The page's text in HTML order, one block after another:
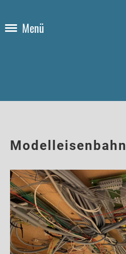
Menü
Modelleisenbahn